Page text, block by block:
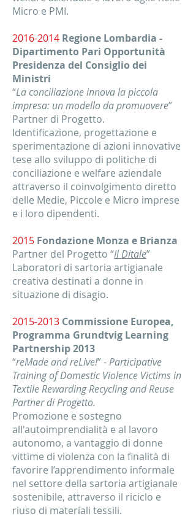
Micro e PMI.
2016-2014 Regione Lombardia -
Dipartimento Pari Opportunità
Presidenza del Consiglio dei
Ministri
“La conciliazione innova la piccola
impresa: un modello da promuovere”
Partner di Progetto.
Identificazione, progettazione e
sperimentazione di azioni innovative
tese allo sviluppo di politiche di
conciliazione e welfare aziendale
attraverso il coinvolgimento diretto
delle Medie, Piccole e Micro imprese
e i loro dipendenti.
2015 Fondazione Monza e Brianza
Partner del Progetto “Il Ditale”
Laboratori di sartoria artigianale
creativa destinati a donne in
situazione di disagio.
2015-2013 Commissione Europea,
Programma Grundtvig Learning
Partnership 2013
“reMade and reLive!” -Participative
Training of Domestic Violence Victims in
Textile Rewarding Recycling and Reuse
Partner di Progetto.
Promozione e sostegno
all'autoimprendialità e al lavoro
autonomo, a vantaggio di donne
vittime di violenza con la finalità di
favorire l’apprendimento informale
nel settore della sartoria artigianale
sostenibile, attraverso il riciclo e
riuso di materiali tessili.